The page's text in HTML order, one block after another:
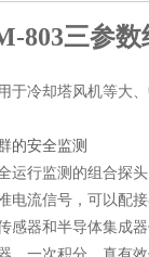
803三参
于冷却塔风机等大
的安全监测
运行监测的组合探
电流信号，可以配
感器和半导体集成